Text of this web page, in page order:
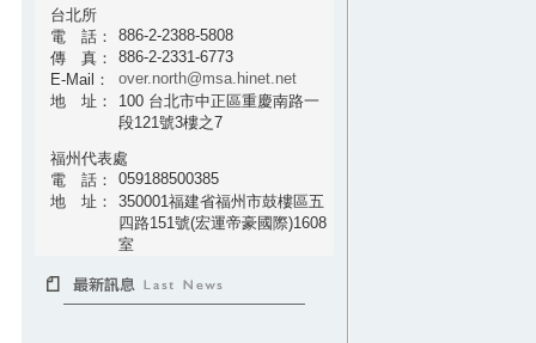
台北所
電 話：
886-2-2388-5808
傳 真：
886-2-2331-6773
E-Mail：
over.north@msa.hinet.net
地 址：
100 台北市中正區重慶南路一
段121號3樓之7
福州代表處
電 話：
059188500385
地 址：
350001福建省福州市鼓樓區五
四路151號(宏運帝豪國際)1608
室